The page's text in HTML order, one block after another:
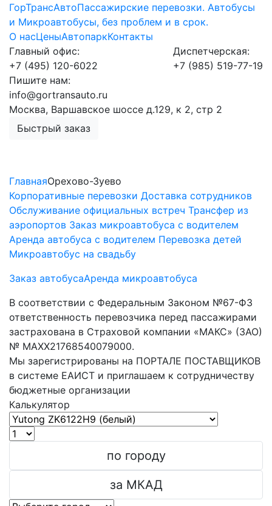
ГорТрансАвтоПассажирские перевозки. Автобусы
и Микроавтобусы, без проблем и в срок.
О насЦеныАвтопаркКонтакты
Главный офис:
+7 (495) 120-6022
Диспетчерская:
+7 (985) 519-77-19
Пишите нам:
info@gortransauto.ru
Москва, Варшавское шоссе д.129, к 2, стр 2
Быстрый заказ
ГлавнаяОрехово-Зуево
Корпоративные перевозки Доставка сотрудников
Обслуживание официальных встреч Трансфер из
аэропортов Заказ микроавтобуса с водителем
Аренда автобуса с водителем Перевозка детей
Микроавтобус на свадьбу
Заказ автобусаАренда микроавтобуса
В соответствии с Федеральным Законом №67-ФЗ
ответственность перевозчика перед пассажирами
застрахована в Страховой компании «МАКС» (ЗАО)
№ MAXX21768540079000.
Мы зарегистрированы на ПОРТАЛЕ ПОСТАВЩИКОВ
в системе ЕАИСТ и приглашаем к сотрудничеству
бюджетные организации
Калькулятор
по городу
за МКАД